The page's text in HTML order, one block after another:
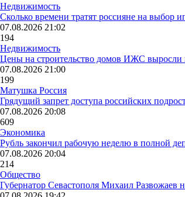
Недвижимость
Сколько времени тратят россияне на выбор
07.08.2026 21:02
194
Недвижимость
Цены на строительство домов ИЖС выросли
07.08.2026 21:00
199
Матушка Россия
Грядущий запрет доступа российских
07.08.2026 20:08
609
Экономика
Рубль закончил рабочую неделю в полной
07.08.2026 20:04
214
Общество
Губернатор Севастополя Михаил Развожаев